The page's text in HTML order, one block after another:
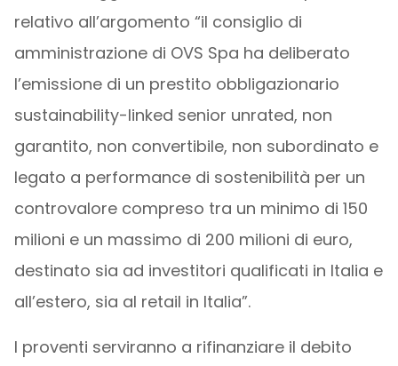
relativo all’argomento “il consiglio di
amministrazione di OVS Spa ha deliberato
l’emissione di un prestito obbligazionario
sustainability-linked senior unrated, non
garantito, non convertibile, non subordinato e
legato a performance di sostenibilità per un
controvalore compreso tra un minimo di 150
milioni e un massimo di 200 milioni di euro,
destinato sia ad investitori qualificati in Italia e
all’estero, sia al retail in Italia”.
I proventi serviranno a rifinanziare il debito